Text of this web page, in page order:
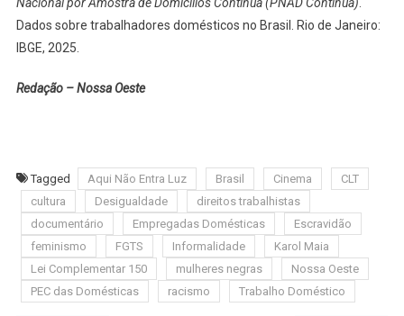
Nacional por Amostra de Domicílios Contínua (PNAD Contínua).
Dados sobre trabalhadores domésticos no Brasil. Rio de Janeiro:
IBGE, 2025.
Redação – Nossa Oeste
Tagged Aqui Não Entra Luz Brasil Cinema
CLT
cultura
Desigualdade
direitos trabalhistas
documentário
Empregadas Domésticas
Escravidão
feminismo
FGTS Informalidade
Karol Maia
Lei Complementar 150
mulheres negras
Nossa Oeste
PEC das Domésticas
racismo Trabalho Doméstico